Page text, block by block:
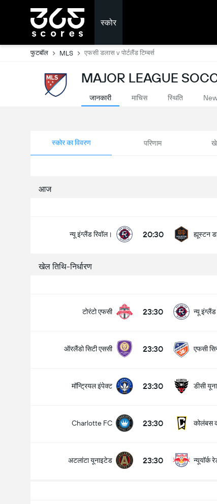
स्कोर
फुटबॉल MLS एफसी डलास v पोर्टलैंड टिम्बर्स
MAJOR LEAGUE
जानकारी माचिस स्थिति
स्कोर का विवरण परिणाम
आज
न्यू इंग्लैंड रिवॉल। 20:30 ह्यूस्टन
खेल तिथि-निर्धारण
टोरंटो एफसी 23:30 न्यू इंग्लैंड
ऑरलैंडो सिटी एससी 23:30 एफसी
मॉन्ट्रियल इंपेक्ट 23:30 डीसी
Charlotte FC 23:30 कोलंबस
अटलांटा यूनाइटेड 23:30 न्यूयॉर्क